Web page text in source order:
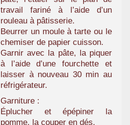
travail fariné à l’aide d’un
rouleau à pâtisserie.
Beurrer un moule à tarte ou le
chemiser de papier cuisson.
Garnir avec la pâte, la piquer
à l’aide d’une fourchette et
laisser à nouveau 30 min au
réfrigérateur.
Garniture :
Éplucher et épépiner la
pomme, la couper en dés.